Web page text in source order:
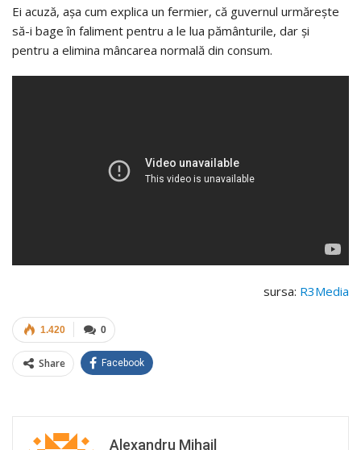
Ei acuză, așa cum explica un fermier, că guvernul urmărește
să-i bage în faliment pentru a le lua pământurile, dar și
pentru a elimina mâncarea normală din consum.
sursa: R3Media
0
1.420
Share Facebook
Alexandru Mihail